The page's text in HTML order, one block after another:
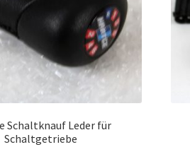
Schaltknauf Leder für
Schaltgetriebe